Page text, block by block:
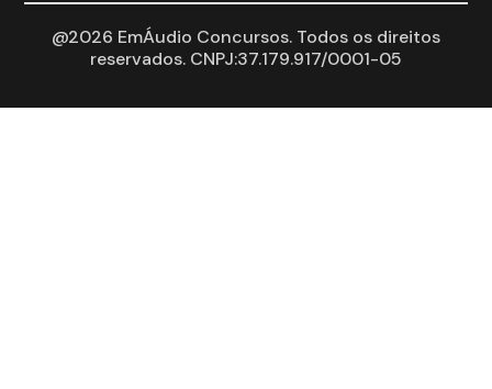
@2026 EmÁudio Concursos. Todos os direitos
reservados. CNPJ:37.179.917/0001-05